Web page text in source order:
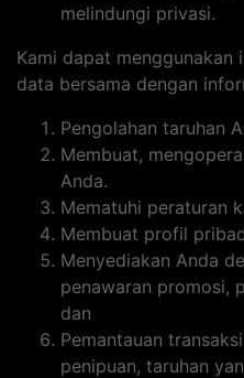
melindungi privasi.
Kami dapat
data bersama dengan
Pengolahan taruhan
Membuat,
Anda.
Mematuhi peraturan
Membuat profil
Menyediakan Anda
penawaran promosi,
dan
Pemantauan
penipuan, taruhan